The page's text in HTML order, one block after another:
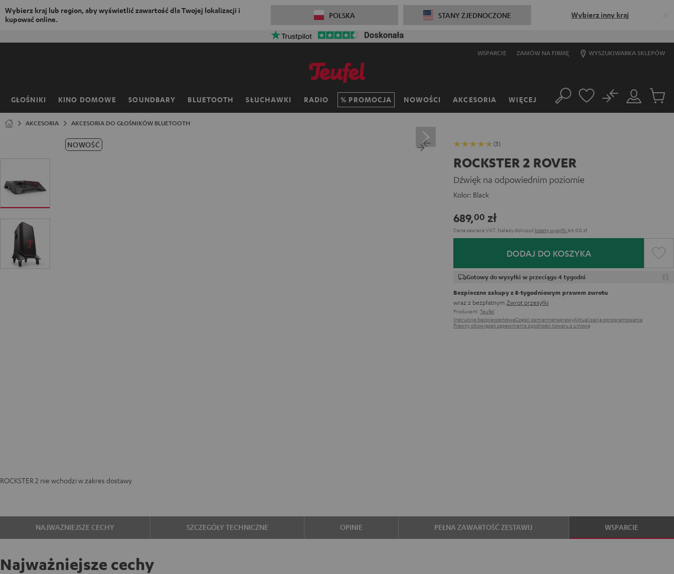
Wybierz kraj lub region, aby wyświetlić zawartość dla Twojej lokalizacji i
kupować online.
POLSKA STANY ZJEDNOCZONE Wybierz inny kraj
WSPARCIE ZAMÓW NA FIRMĘ WYSZUKIWARKA SKLEPÓW
GŁOŚNIKI KINO DOMOWE SOUNDBARY BLUETOOTH SŁUCHAWKI RADIO PROMOCJA NOWOŚCI AKCESORIA WIĘCEJ
Strona
Szukaj
Moje
konto
No
AKCESORIA AKCESORIA DO GŁOŚNIKÓW BLUETOOTH
NOWOŚĆ (3)
ROCKSTER 2 ROVER
Dźwięk na odpowiednim poziomie
Kolor: Black
689,00 zł
Cena zawiera VAT. Należy doliczyć koszty wysyłki 64,00 zł
DODAJ DO KOSZYKA
Gotowy do wysyłki w przeciągu 4 tygodni
Bezpieczne zakupy z 8‑tygodniowym prawem zwrotu
wraz z bezpłatnym Zwrot przesyłki
Producent: Teufel
Instrukcje bezpieczeństwaCzęści zamiennenaprawyAktualizacja oprogramowania
Prawny obowiązek zapewnienia zgodności towaru z umową
ROCKSTER 2 nie wchodzi w zakres dostawy
NAJWAŻNIEJSZE CECHY SZCZEGÓŁY TECHNICZNE OPINIE PEŁNA ZAWARTOŚĆ ZESTAWU WSPARCIE
Najważniejsze cechy